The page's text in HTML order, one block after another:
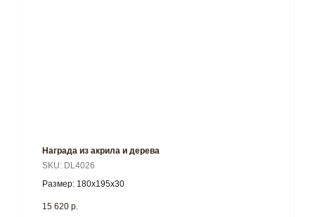
Награда из акрила и дерева
SKU: DL4026
Размер: 180х195х30
15 620 р.